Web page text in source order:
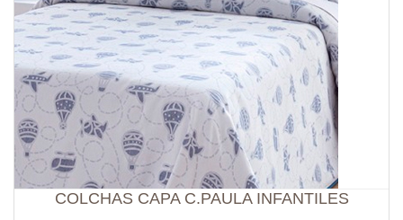
COLCHAS CAPA C.PAULA INFANTILES